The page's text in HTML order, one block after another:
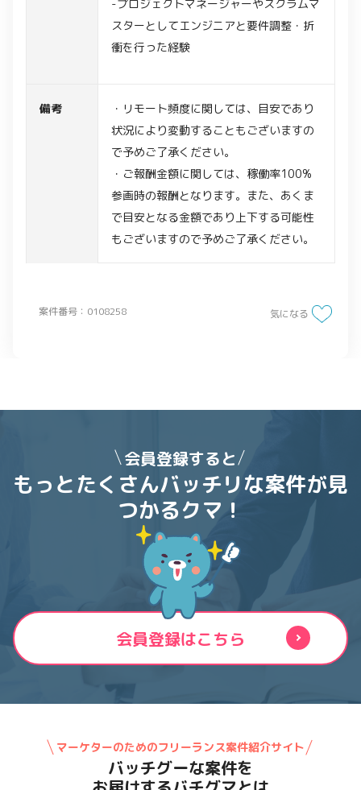
案件番号：0108258
-プロジェクトマネージャーやスクラムマ
スターとしてエンジニアと要件調整・折
衝を行った経験
備考
・リモート頻度に関しては、目安であり
状況により変動することもございますの
で予めご了承ください。
・ご報酬金額に関しては、稼働率100%
参画時の報酬となります。また、あくま
で目安となる金額であり上下する可能性
もございますので予めご了承ください。
気になる
会員登録すると
もっとたくさんバッチリな案件が見
つかるクマ！
会員登録はこちら
マーケターのためのフリーランス案件紹介サイト
バッチグーな案件を